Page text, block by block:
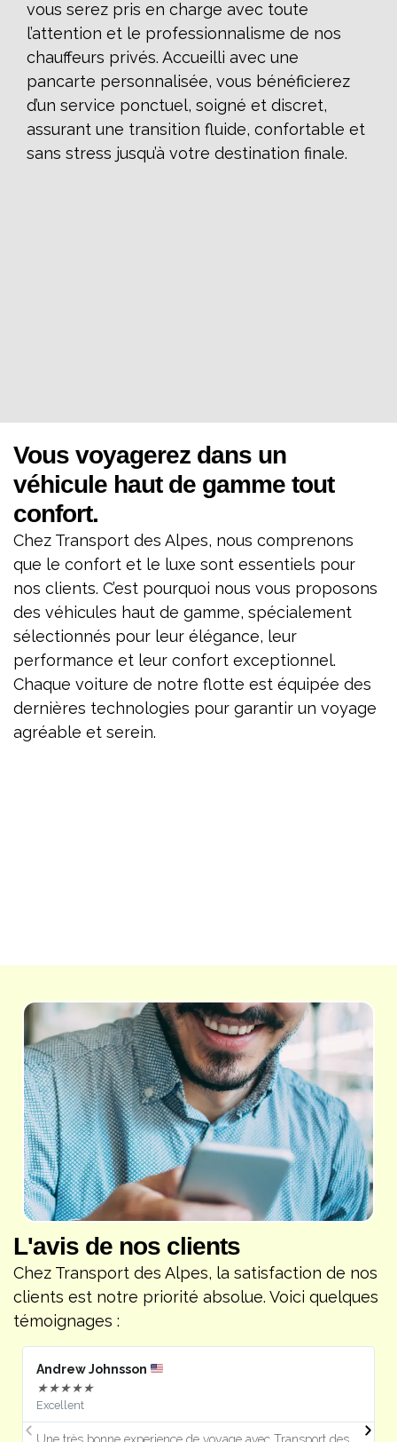
vous serez pris en charge avec toute
l’attention et le professionnalisme de nos
chauffeurs privés. Accueilli avec une
pancarte personnalisée, vous bénéficierez
d’un service ponctuel, soigné et discret,
assurant une transition fluide, confortable et
sans stress jusqu’à votre destination finale.
Vous voyagerez dans un
véhicule haut de gamme tout
confort.
Chez Transport des Alpes, nous comprenons
que le confort et le luxe sont essentiels pour
nos clients. C’est pourquoi nous vous proposons
des véhicules haut de gamme, spécialement
sélectionnés pour leur élégance, leur
performance et leur confort exceptionnel.
Chaque voiture de notre flotte est équipée des
dernières technologies pour garantir un voyage
agréable et serein.
L'avis de nos clients
Chez Transport des Alpes, la satisfaction de nos
clients est notre priorité absolue. Voici quelques
témoignages :
Andrew Johnsson
★★★★★
Excellent
Une très bonne experience de voyage avec Transport des